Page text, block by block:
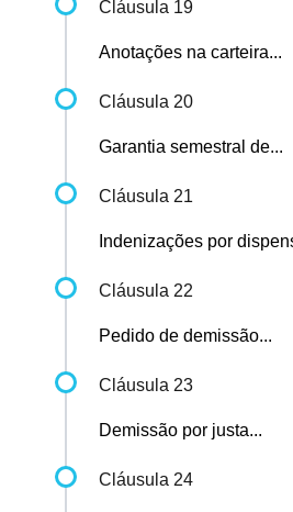
Cláusula 19
Anotações na carteira...
Cláusula 20
Garantia semestral de...
Cláusula 21
Indenizações por
Cláusula 22
Pedido de demissão...
Cláusula 23
Demissão por justa...
Cláusula 24